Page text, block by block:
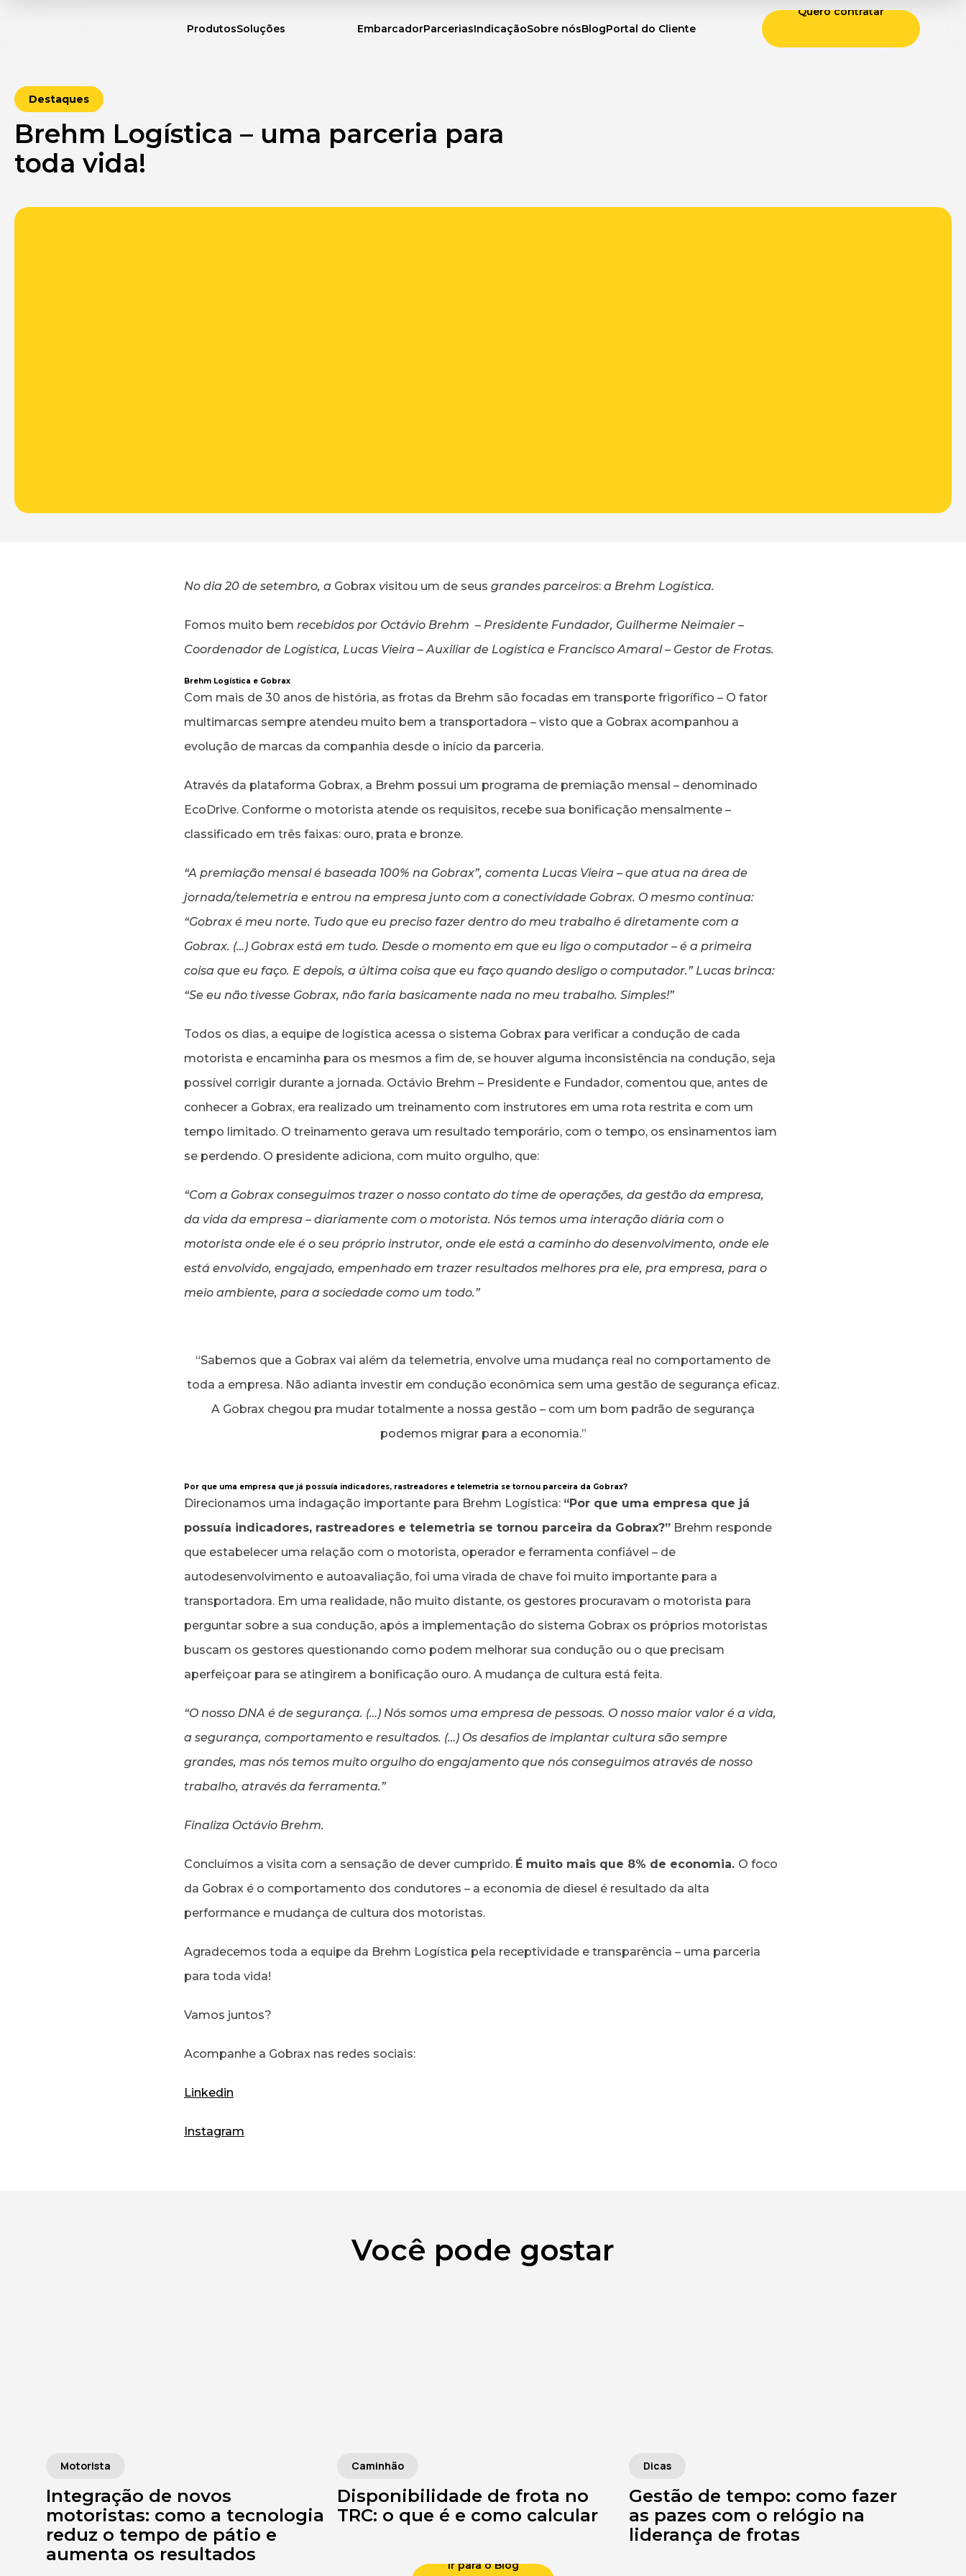
ProdutosSoluções EmbarcadorParceriasIndicaçãoSobre nósBlogPortal do Cliente
Quero contratar
Destaques
Brehm Logística – uma parceria para
toda vida!
No dia 20 de setembro, a Gobrax visitou um de seus grandes parceiros: a Brehm Logística.
Fomos muito bem recebidos por Octávio Brehm – Presidente Fundador, Guilherme Neimaier –
Coordenador de Logística, Lucas Vieira – Auxiliar de Logística e Francisco Amaral – Gestor de Frotas.
Brehm Logística e Gobrax
Com mais de 30 anos de história, as frotas da Brehm são focadas em transporte frigorífico – O fator
multimarcas sempre atendeu muito bem a transportadora – visto que a Gobrax acompanhou a
evolução de marcas da companhia desde o início da parceria.
Através da plataforma Gobrax, a Brehm possui um programa de premiação mensal – denominado
EcoDrive. Conforme o motorista atende os requisitos, recebe sua bonificação mensalmente –
classificado em três faixas: ouro, prata e bronze.
“A premiação mensal é baseada 100% na Gobrax”, comenta Lucas Vieira – que atua na área de
jornada/telemetria e entrou na empresa junto com a conectividade Gobrax. O mesmo continua:
“Gobrax é meu norte. Tudo que eu preciso fazer dentro do meu trabalho é diretamente com a
Gobrax. (…) Gobrax está em tudo. Desde o momento em que eu ligo o computador – é a primeira
coisa que eu faço. E depois, a última coisa que eu faço quando desligo o computador.” Lucas brinca:
“Se eu não tivesse Gobrax, não faria basicamente nada no meu trabalho. Simples!”
Todos os dias, a equipe de logística acessa o sistema Gobrax para verificar a condução de cada
motorista e encaminha para os mesmos a fim de, se houver alguma inconsistência na condução, seja
possível corrigir durante a jornada. Octávio Brehm – Presidente e Fundador, comentou que, antes de
conhecer a Gobrax, era realizado um treinamento com instrutores em uma rota restrita e com um
tempo limitado. O treinamento gerava um resultado temporário, com o tempo, os ensinamentos iam
se perdendo. O presidente adiciona, com muito orgulho, que:
“Com a Gobrax conseguimos trazer o nosso contato do time de operações, da gestão da empresa,
da vida da empresa – diariamente com o motorista. Nós temos uma interação diária com o
motorista onde ele é o seu próprio instrutor, onde ele está a caminho do desenvolvimento, onde ele
está envolvido, engajado, empenhado em trazer resultados melhores pra ele, pra empresa, para o
meio ambiente, para a sociedade como um todo.”
“Sabemos que a Gobrax vai além da telemetria, envolve uma mudança real no comportamento de
toda a empresa. Não adianta investir em condução econômica sem uma gestão de segurança eficaz.
A Gobrax chegou pra mudar totalmente a nossa gestão – com um bom padrão de segurança
podemos migrar para a economia.”
Por que uma empresa que já possuía indicadores, rastreadores e telemetria se tornou parceira da Gobrax?
Direcionamos uma indagação importante para Brehm Logística: “Por que uma empresa que já
possuía indicadores, rastreadores e telemetria se tornou parceira da Gobrax?” Brehm responde
que estabelecer uma relação com o motorista, operador e ferramenta confiável – de
autodesenvolvimento e autoavaliação, foi uma virada de chave foi muito importante para a
transportadora. Em uma realidade, não muito distante, os gestores procuravam o motorista para
perguntar sobre a sua condução, após a implementação do sistema Gobrax os próprios motoristas
buscam os gestores questionando como podem melhorar sua condução ou o que precisam
aperfeiçoar para se atingirem a bonificação ouro. A mudança de cultura está feita.
“O nosso DNA é de segurança. (…) Nós somos uma empresa de pessoas. O nosso maior valor é a vida,
a segurança, comportamento e resultados. (…) Os desafios de implantar cultura são sempre
grandes, mas nós temos muito orgulho do engajamento que nós conseguimos através de nosso
trabalho, através da ferramenta.”
Finaliza Octávio Brehm.
Concluímos a visita com a sensação de dever cumprido. É muito mais que 8% de economia. O foco
da Gobrax é o comportamento dos condutores – a economia de diesel é resultado da alta
performance e mudança de cultura dos motoristas.
Agradecemos toda a equipe da Brehm Logística pela receptividade e transparência – uma parceria
para toda vida!
Vamos juntos?
Acompanhe a Gobrax nas redes sociais:
Linkedin
Instagram
Você pode gostar
Motorista
Integração de novos
motoristas: como a tecnologia
reduz o tempo de pátio e
aumenta os resultados
Caminhão
Disponibilidade de frota no
TRC: o que é e como calcular
Dicas
Gestão de tempo: como fazer
as pazes com o relógio na
liderança de frotas
Ir para o Blog